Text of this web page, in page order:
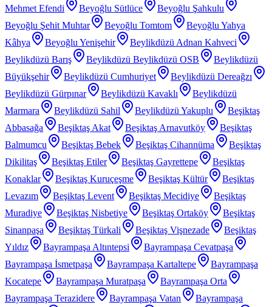
Mehmet Efendi
Beyoğlu Sütlüce
Beyoğlu Şahkulu
Beyoğlu Şehit Muhtar
Beyoğlu Tomtom
Beyoğlu Yahya
Kâhya
Beyoğlu Yenişehir
Beylikdüzü Adnan Kahveci
Beylikdüzü Barış
Beylikdüzü Beylikdüzü OSB
Beylikdüzü
Büyükşehir
Beylikdüzü Cumhuriyet
Beylikdüzü Dereağzı
Beylikdüzü Gürpınar
Beylikdüzü Kavaklı
Beylikdüzü
Marmara
Beylikdüzü Sahil Beylikdüzü Yakuplu
Beşiktaş
Abbasağa
Beşiktaş Akat Beşiktaş Arnavutköy
Beşiktaş
Balmumcu
Beşiktaş Bebek Beşiktaş Cihannüma
Beşiktaş
Dikilitaş
Beşiktaş Etiler Beşiktaş Gayrettepe
Beşiktaş
Konaklar
Beşiktaş Kuruçeşme Beşiktaş Kültür
Beşiktaş
Levazım
Beşiktaş Levent Beşiktaş Mecidiye
Beşiktaş
Muradiye
Beşiktaş Nisbetiye Beşiktaş Ortaköy
Beşiktaş
Sinanpaşa
Beşiktaş Türkali Beşiktaş Vişnezade
Beşiktaş
Yıldız
Bayrampaşa Altıntepsi
Bayrampaşa Cevatpaşa
Bayrampaşa İsmetpaşa
Bayrampaşa Kartaltepe
Bayrampaşa
Kocatepe
Bayrampaşa Muratpaşa
Bayrampaşa Orta
Bayrampaşa Terazidere
Bayrampaşa Vatan
Bayrampaşa